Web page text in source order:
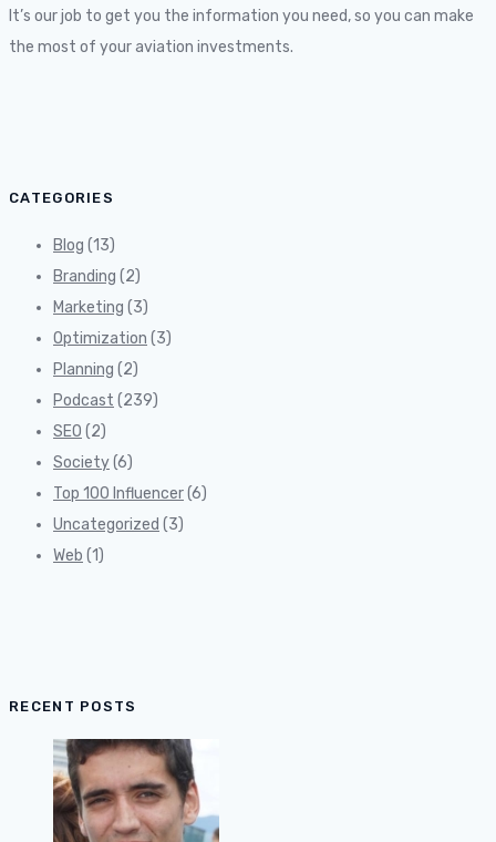
It’s our job to get you the information you need, so you can make
the most of your aviation investments.
CATEGORIES
Blog (13)
Branding (2)
Marketing (3)
Optimization (3)
Planning (2)
Podcast (239)
SEO (2)
Society(6)
Top 100 Influencer(6)
Uncategorized (3)
Web (1)
RECENT POSTS